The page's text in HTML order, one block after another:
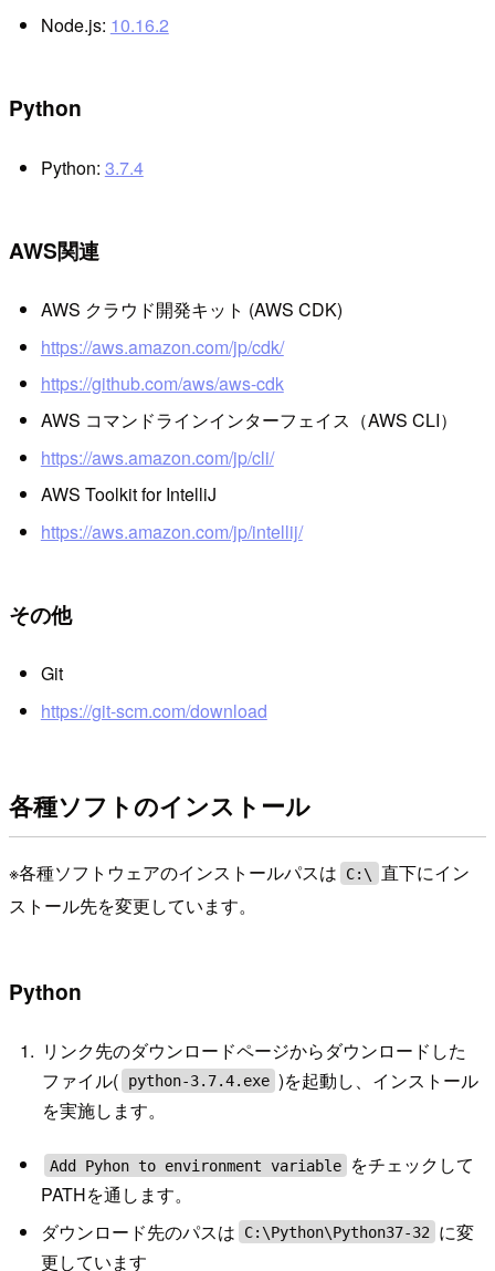
Node.js: 10.16.2
Python
Python: 3.7.4
AWS関連
AWS クラウド開発キット (AWS CDK)
https://aws.amazon.com/jp/cdk/
https://github.com/aws/aws-cdk
AWS コマンドラインインターフェイス（AWS CLI）
https://aws.amazon.com/jp/cli/
AWS Toolkit for IntelliJ
https://aws.amazon.com/jp/intellij/
その他
Git
https://git-scm.com/download
各種ソフトのインストール
※各種ソフトウェアのインストールパスは C:\
直下にイン
ストール先を変更しています。
Python
リンク先のダウンロードページからダウンロードした
ファイル(
python-3.7.4.exe )を起動し、インストール
を実施します。
Add Pyhon to environment variable
をチェックして
PATHを通します。
ダウンロード先のパスは
C:\Python\Python37-32
に変
更しています